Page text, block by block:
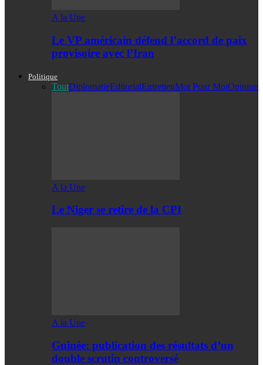
A la Une
Le VP américain défend l’accord de paix
provisoire avec l’Iran
Politique
ToutDiplomatieEditorialEntretienMot Pour MoiOpinion
A la Une
Le Niger se retire de la CPI
A la Une
Guinée: publication des résultats d’un
double scrutin controversé